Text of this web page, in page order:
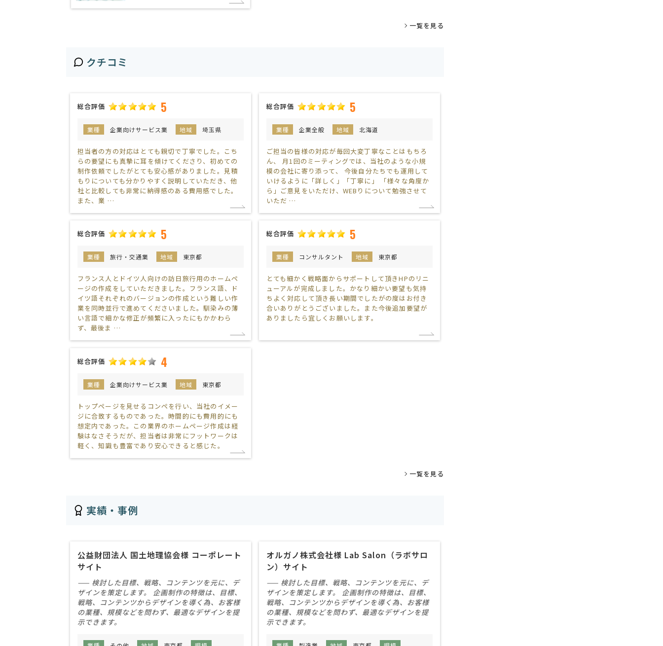
一覧を見る
クチコミ
総合評価 5
業種 企業向けサービス業 地域 埼玉県
担当者の方の対応はとても親切で丁寧でした。こち
らの要望にも真摯に耳を傾けてくださり、初めての
制作依頼でしたがとても安心感がありました。見積
もりについても分かりやすく説明していただき、他
社と比較しても非常に納得感のある費用感でした。
また、業 …
総合評価 5
業種 企業全般 地域 北海道
ご担当の皆様の対応が毎回大変丁寧なことはもちろ
ん、 月1回のミーティングでは、当社のような小規
模の会社に寄り添って、 今後自分たちでも運用して
いけるように「詳しく」「丁寧に」 「様々な角度か
ら」ご意見をいただけ、WEBりについて勉強させて
いただ …
総合評価 5
業種 旅行・交通業 地域 東京都
フランス人とドイツ人向けの訪日旅行用のホームペ
ージの作成をしていただきました。フランス語、ド
イツ語それぞれのバージョンの作成という難しい作
業を同時並行で進めてくださいました。馴染みの薄
い言語で細かな修正が頻繁に入ったにもかかわら
ず、最後ま …
総合評価 5
業種 コンサルタント 地域 東京都
とても細かく戦略面からサポートして頂きHPのリニ
ューアルが完成しました。かなり細かい要望も気持
ちよく対応して頂き長い期間でしたがの度はお付き
合いありがとうございました。また今後追加要望が
ありましたら宜しくお願いします。
総合評価 4
業種 企業向けサービス業 地域 東京都
トップページを見せるコンペを行い、当社のイメー
ジに合致するものであった。時間的にも費用的にも
想定内であった。この業界のホームページ作成は経
験はなさそうだが、担当者は非常にフットワークは
軽く、知識も豊富であり安心できると感じた。
一覧を見る
実績・事例
公益財団法人 国土地理協会様 コーポレート
サイト
—— 検討した目標、戦略、コンテンツを元に、デ
ザインを策定します。 企画制作の特徴は、目標、
戦略、コンテンツからデザインを導く為、お客様
の業種、規模などを問わず、最適なデザインを提
示できます。
オルガノ株式会社様 Lab Salon（ラボサロ
ン）サイト
—— 検討した目標、戦略、コンテンツを元に、デ
ザインを策定します。 企画制作の特徴は、目標、
戦略、コンテンツからデザインを導く為、お客様
の業種、規模などを問わず、最適なデザインを提
示できます。